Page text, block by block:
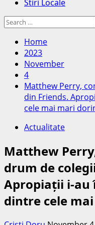
Stiri Locale
Search
Home
2023
November
4
Matthew Perry,
din Friends.
cele mai mari
Actualitate
Matthew
drum de
Apropiații i-au
dintre cele